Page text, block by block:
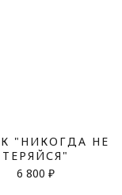
"НИКОГДА НЕ
ТЕРЯЙСЯ"
6 800 ₽